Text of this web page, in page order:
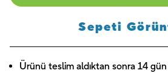
Sepeti
Ürünü teslim aldıktan sonra 14